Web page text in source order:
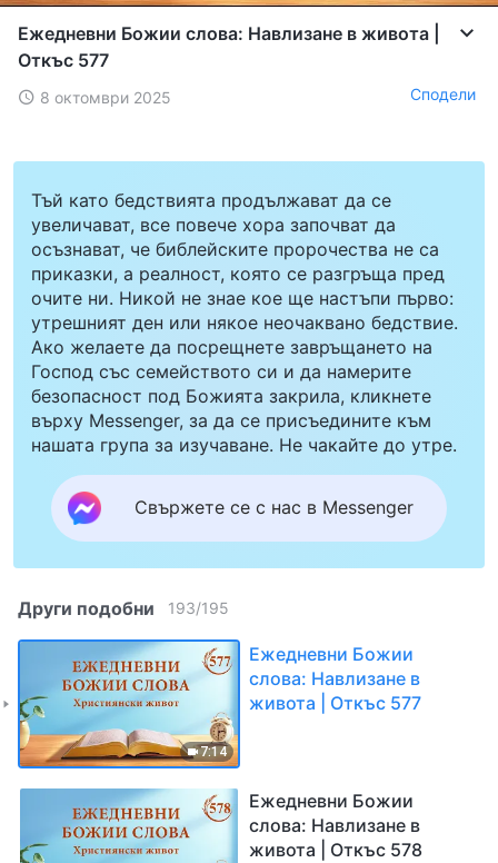
Ежедневни Божии слова: Навлизане в живота |
Откъс 577
8 октомври 2025 Сподели
Тъй като бедствията продължават да се
увеличават, все повече хора започват да
осъзнават, че библейските пророчества не са
приказки, а реалност, която се разгръща пред
очите ни. Никой не знае кое ще настъпи първо:
утрешният ден или някое неочаквано бедствие.
Ако желаете да посрещнете завръщането на
Господ със семейството си и да намерите
безопасност под Божията закрила, кликнете
върху Messenger, за да се присъедините към
нашата група за изучаване. Не чакайте до утре.
Свържете се с нас в Messenger
Други подобни 193/195
7:14
Ежедневни Божии
слова: Навлизане в
живота | Откъс 577
Ежедневни Божии
слова: Навлизане в
живота | Откъс 578